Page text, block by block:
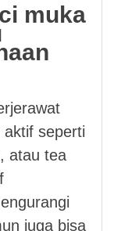
muka
aktif seperti
atau tea
juga bisa